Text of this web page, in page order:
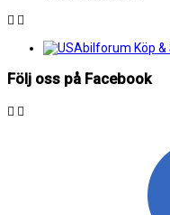
Följ oss på Facebook